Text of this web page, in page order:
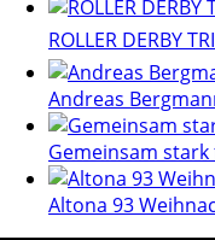
ROLLER DERBY
Andreas
Gemeinsam
Altona 93